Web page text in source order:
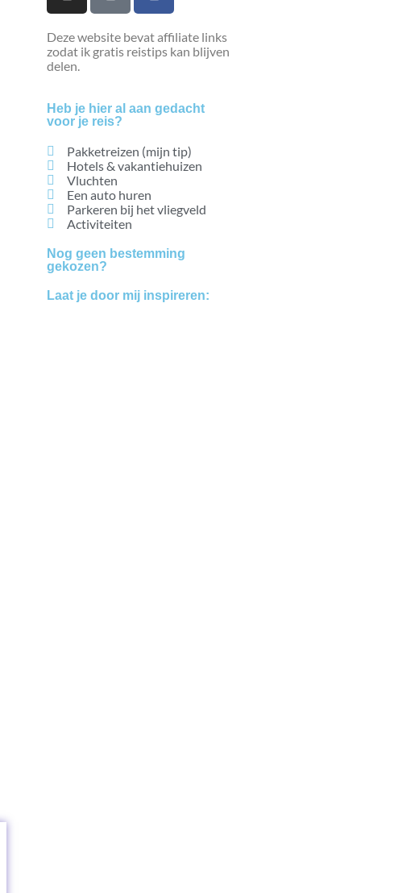
Deze website bevat affiliate links
zodat ik gratis reistips kan blijven
delen.
Heb je hier al aan gedacht
voor je reis?
Pakketreizen (mijn tip)
Hotels & vakantiehuizen
Vluchten
Een auto huren
Parkeren bij het vliegveld
Activiteiten
Nog geen bestemming
gekozen?
Laat je door mij inspireren: